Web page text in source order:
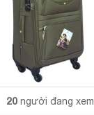
20 người đang xem